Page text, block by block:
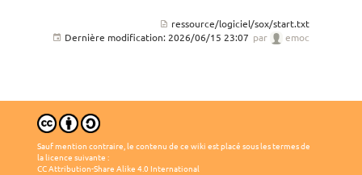
ressource/logiciel/sox/start.txt
Dernière modification: 2026/06/15 23:07 par emoc
Sauf mention contraire, le contenu de ce wiki est placé sous les termes de
la licence suivante :
CC Attribution-Share Alike 4.0 International